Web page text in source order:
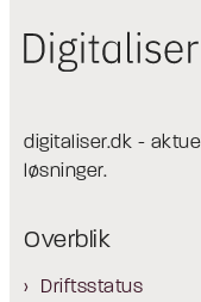
digitaliser.dk -
løsninger.
Overblik
Driftsstatus